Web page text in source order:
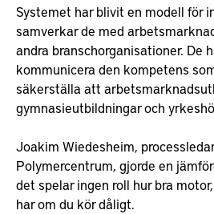
Systemet har blivit en modell för
samverkar de med
andra branschorganisationer. De
kommunicera den kompetens
säkerställa att
gymnasieutbildningar och
Joakim Wiedesheim,
Polymercentrum, gjorde en
det spelar ingen roll hur bra
har om du kör dåligt.